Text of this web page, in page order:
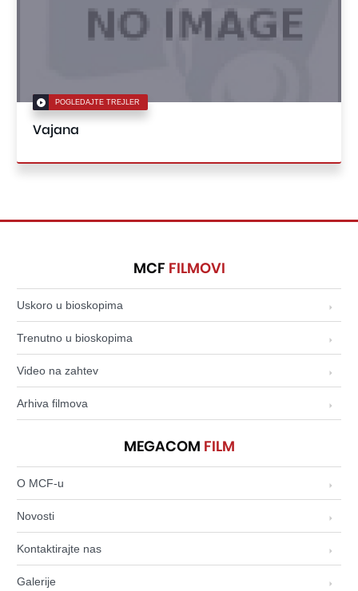
POGLEDAJTE TREJLER
Vajana
MCF FILMOVI
Uskoro u bioskopima
Trenutno u bioskopima
Video na zahtev
Arhiva filmova
MEGACOM FILM
O MCF-u
Novosti
Kontaktirajte nas
Galerije